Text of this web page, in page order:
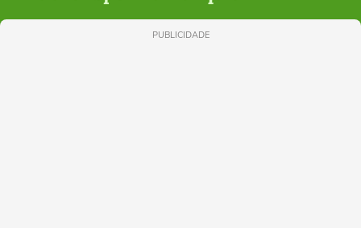
PUBLICIDADE